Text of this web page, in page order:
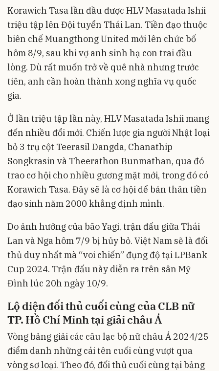
Korawich Tasa lần đầu được HLV Masatada Ishii
triệu tập lên Đội tuyển Thái Lan. Tiền đạo thuộc
biên chế Muangthong United mới lên chức bố
hôm 8/9, sau khi vợ anh sinh hạ con trai đầu
lòng. Dù rất muốn trở về quê nhà nhưng trước
tiên, anh cần hoàn thành xong nghĩa vụ quốc
gia.
Ở lần triệu tập lần này, HLV Masatada Ishii mang
đến nhiều đổi mới. Chiến lược gia người Nhật loại
bỏ 3 trụ cột Teerasil Dangda, Chanathip
Songkrasin và Theerathon Bunmathan, qua đó
trao cơ hội cho nhiều gương mặt mới, trong đó có
Korawich Tasa. Đây sẽ là cơ hội để bản thân tiền
đạo sinh năm 2000 khẳng định mình.
Do ảnh hưởng của bão Yagi, trận đấu giữa Thái
Lan và Nga hôm 7/9 bị hủy bỏ. Việt Nam sẽ là đối
thủ duy nhất mà “voi chiến” đụng độ tại LPBank
Cup 2024. Trận đấu này diễn ra trên sân Mỹ
Đình lúc 20h ngày 10/9.
Lộ diện đối thủ cuối cùng của CLB nữ
TP. Hồ Chí Minh tại giải châu Á
Vòng bảng giải các câu lạc bộ nữ châu Á 2024/25
điểm danh những cái tên cuối cùng vượt qua
vòng sơ loại. Theo đó, đối thủ cuối cùng tại bảng